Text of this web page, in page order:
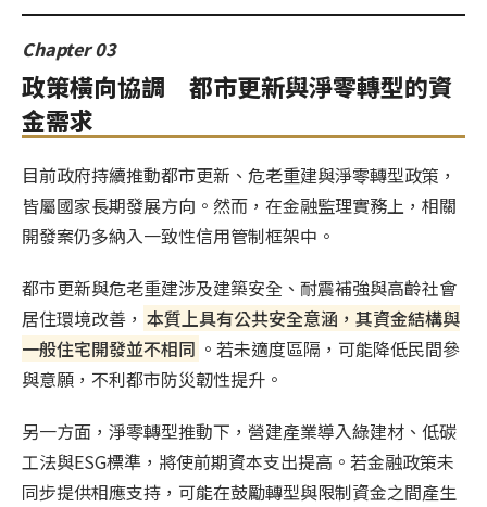
Chapter 03
政策橫向協調 都市更新與淨零轉型的資
金需求
目前政府持續推動都市更新、危老重建與淨零轉型政策，
皆屬國家長期發展方向。然而，在金融監理實務上，相關
開發案仍多納入一致性信用管制框架中。
都市更新與危老重建涉及建築安全、耐震補強與高齡社會
居住環境改善， 本質上具有公共安全意涵，其資金結構與
一般住宅開發並不相同 。若未適度區隔，可能降低民間參
與意願，不利都市防災韌性提升。
另一方面，淨零轉型推動下，營建產業導入綠建材、低碳
工法與ESG標準，將使前期資本支出提高。若金融政策未
同步提供相應支持，可能在鼓勵轉型與限制資金之間產生